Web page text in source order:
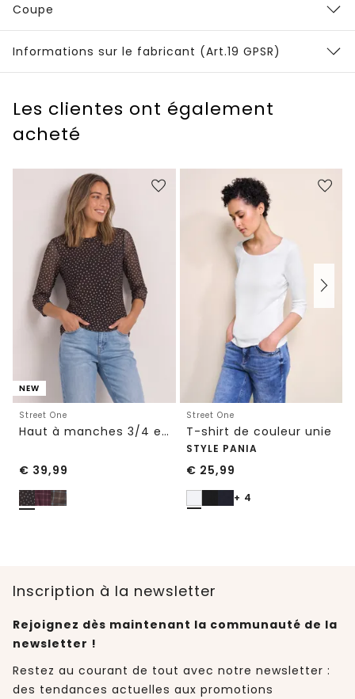
Coupe
Informations sur le fabricant (Art.19 GPSR)
Les clientes ont également
acheté
NEW
Street One
Haut à manches 3/4 en mesh avec imprimé
€ 39,99
Street One
T-shirt de couleur unie
STYLE PANIA
€ 25,99
+ 4
Inscription à la newsletter
Rejoignez dès maintenant la communauté de la
newsletter !
Restez au courant de tout avec notre newsletter :
des tendances actuelles aux promotions